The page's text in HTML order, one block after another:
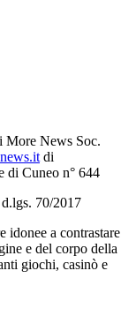
More News Soc.
di
di Cuneo n° 644
70/2017
idonee a contrastare
e del corpo della
giochi, casinò e